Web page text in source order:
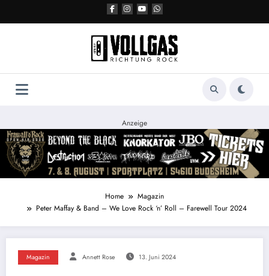
Anzeige
Home
Magazin
Peter Maffay & Band – We Love Rock ‘n’ Roll – Farewell Tour 2024
Magazin Annett Rose 13. Juni 2024